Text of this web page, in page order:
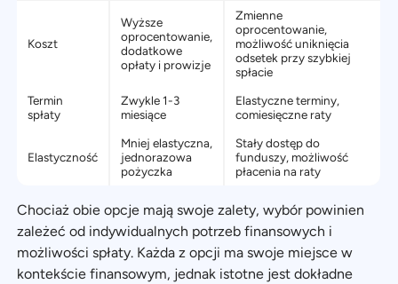
Koszt
Wyższe
oprocentowanie,
dodatkowe
opłaty i prowizje
Zmienne
oprocentowanie,
możliwość uniknięcia
odsetek przy szybkiej
spłacie
Termin
spłaty
Zwykle 1-3
miesiące
Elastyczne terminy,
comiesięczne raty
Elastyczność
Mniej elastyczna,
jednorazowa
pożyczka
Stały dostęp do
funduszy, możliwość
płacenia na raty
Chociaż obie opcje mają swoje zalety, wybór powinien
zależeć od indywidualnych potrzeb finansowych i
możliwości spłaty. Każda z opcji ma swoje miejsce w
kontekście finansowym, jednak istotne jest dokładne